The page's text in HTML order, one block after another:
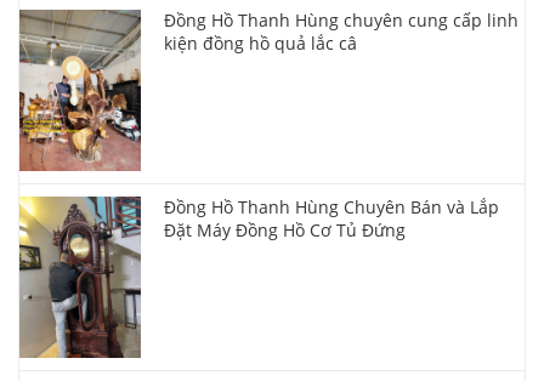
Đồng Hồ Thanh Hùng chuyên cung cấp linh
kiện đồng hồ quả lắc câ
Đồng Hồ Thanh Hùng Chuyên Bán và Lắp
Đặt Máy Đồng Hồ Cơ Tủ Đứng